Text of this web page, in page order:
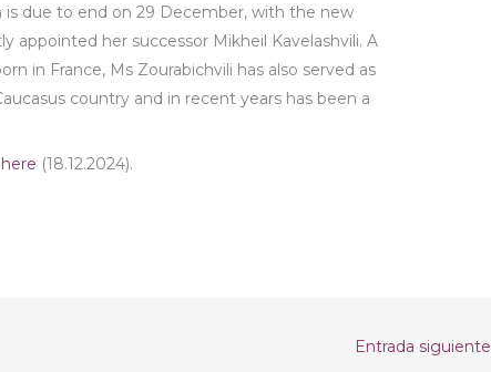
is due to end on 29 December, with the new
appointed her successor Mikheil Kavelashvili. A
in France, Ms Zourabichvili has also served as
country and in recent years has been a
here (18.12.2024).
Entrada siguiente